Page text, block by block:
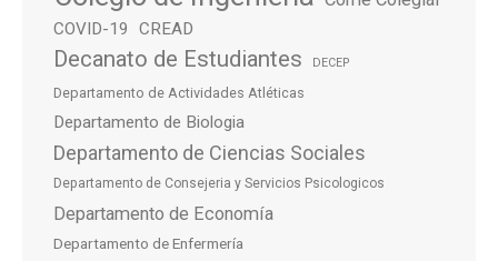
COVID-19 CREAD
Decanato de Estudiantes DECEP
Departamento de Actividades Atléticas
Departamento de Biologia
Departamento de Ciencias Sociales
Departamento de Consejeria y Servicios Psicologicos
Departamento de Economía
Departamento de Enfermería